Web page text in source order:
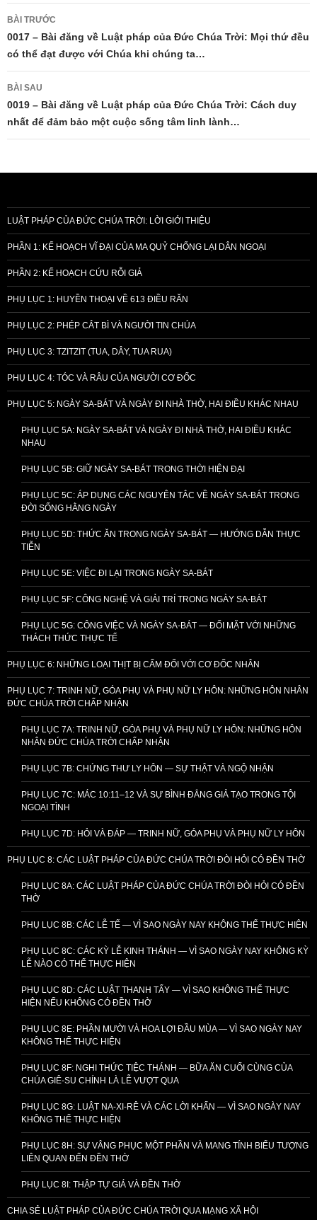
Điều
hướng
bài
viết
BÀI TRƯỚC
0017 – Bài đăng về Luật pháp của Đức Chúa Trời: Mọi thứ đều
có thể đạt được với Chúa khi chúng ta…
BÀI SAU
0019 – Bài đăng về Luật pháp của Đức Chúa Trời: Cách duy
nhất để đảm bảo một cuộc sống tâm linh lành…
LUẬT PHÁP CỦA ĐỨC CHÚA TRỜI: LỜI GIỚI THIỆU
PHẦN 1: KẾ HOẠCH VĨ ĐẠI CỦA MA QUỶ CHỐNG LẠI DÂN NGOẠI
PHẦN 2: KẾ HOẠCH CỨU RỖI GIẢ
PHỤ LỤC 1: HUYỀN THOẠI VỀ 613 ĐIỀU RĂN
PHỤ LỤC 2: PHÉP CẮT BÌ VÀ NGƯỜI TIN CHÚA
PHỤ LỤC 3: TZITZIT (TUA, DÂY, TUA RUA)
PHỤ LỤC 4: TÓC VÀ RÂU CỦA NGƯỜI CƠ ĐỐC
PHỤ LỤC 5: NGÀY SA-BÁT VÀ NGÀY ĐI NHÀ THỜ, HAI ĐIỀU KHÁC NHAU
PHỤ LỤC 5A: NGÀY SA-BÁT VÀ NGÀY ĐI NHÀ THỜ, HAI ĐIỀU KHÁC
NHAU
PHỤ LỤC 5B: GIỮ NGÀY SA-BÁT TRONG THỜI HIỆN ĐẠI
PHỤ LỤC 5C: ÁP DỤNG CÁC NGUYÊN TẮC VỀ NGÀY SA-BÁT TRONG
ĐỜI SỐNG HẰNG NGÀY
PHỤ LỤC 5D: THỨC ĂN TRONG NGÀY SA-BÁT — HƯỚNG DẪN THỰC
TIỄN
PHỤ LỤC 5E: VIỆC ĐI LẠI TRONG NGÀY SA-BÁT
PHỤ LỤC 5F: CÔNG NGHỆ VÀ GIẢI TRÍ TRONG NGÀY SA-BÁT
PHỤ LỤC 5G: CÔNG VIỆC VÀ NGÀY SA-BÁT — ĐỐI MẶT VỚI NHỮNG
THÁCH THỨC THỰC TẾ
PHỤ LỤC 6: NHỮNG LOẠI THỊT BỊ CẤM ĐỐI VỚI CƠ ĐỐC NHÂN
PHỤ LỤC 7: TRINH NỮ, GÓA PHỤ VÀ PHỤ NỮ LY HÔN: NHỮNG HÔN NHÂN
ĐỨC CHÚA TRỜI CHẤP NHẬN
PHỤ LỤC 7A: TRINH NỮ, GÓA PHỤ VÀ PHỤ NỮ LY HÔN: NHỮNG HÔN
NHÂN ĐỨC CHÚA TRỜI CHẤP NHẬN
PHỤ LỤC 7B: CHỨNG THƯ LY HÔN — SỰ THẬT VÀ NGỘ NHẬN
PHỤ LỤC 7C: MÁC 10:11–12 VÀ SỰ BÌNH ĐẲNG GIẢ TẠO TRONG TỘI
NGOẠI TÌNH
PHỤ LỤC 7D: HỎI VÀ ĐÁP — TRINH NỮ, GÓA PHỤ VÀ PHỤ NỮ LY HÔN
PHỤ LỤC 8: CÁC LUẬT PHÁP CỦA ĐỨC CHÚA TRỜI ĐÒI HỎI CÓ ĐỀN THỜ
PHỤ LỤC 8A: CÁC LUẬT PHÁP CỦA ĐỨC CHÚA TRỜI ĐÒI HỎI CÓ ĐỀN
THỜ
PHỤ LỤC 8B: CÁC LỄ TẾ — VÌ SAO NGÀY NAY KHÔNG THỂ THỰC HIỆN
PHỤ LỤC 8C: CÁC KỲ LỄ KINH THÁNH — VÌ SAO NGÀY NAY KHÔNG KỲ
LỄ NÀO CÓ THỂ THỰC HIỆN
PHỤ LỤC 8D: CÁC LUẬT THANH TẨY — VÌ SAO KHÔNG THỂ THỰC
HIỆN NẾU KHÔNG CÓ ĐỀN THỜ
PHỤ LỤC 8E: PHẦN MƯỜI VÀ HOA LỢI ĐẦU MÙA — VÌ SAO NGÀY NAY
KHÔNG THỂ THỰC HIỆN
PHỤ LỤC 8F: NGHI THỨC TIỆC THÁNH — BỮA ĂN CUỐI CÙNG CỦA
CHÚA GIÊ-SU CHÍNH LÀ LỄ VƯỢT QUA
PHỤ LỤC 8G: LUẬT NA-XI-RÊ VÀ CÁC LỜI KHẤN — VÌ SAO NGÀY NAY
KHÔNG THỂ THỰC HIỆN
PHỤ LỤC 8H: SỰ VÂNG PHỤC MỘT PHẦN VÀ MANG TÍNH BIỂU TƯỢNG
LIÊN QUAN ĐẾN ĐỀN THỜ
PHỤ LỤC 8I: THẬP TỰ GIÁ VÀ ĐỀN THỜ
CHIA SẺ LUẬT PHÁP CỦA ĐỨC CHÚA TRỜI QUA MẠNG XÃ HỘI